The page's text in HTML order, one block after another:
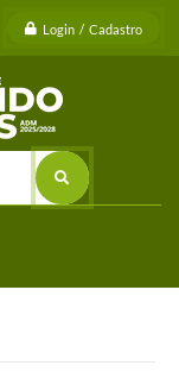
Login / Cadastro